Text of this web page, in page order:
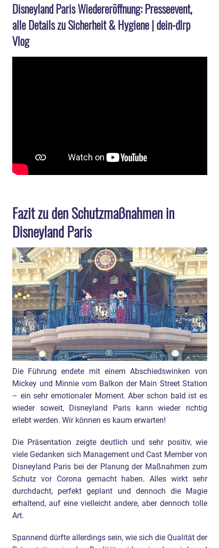
Disneyland Paris Wiedereröffnung: Presseevent,
alle Details zu Sicherheit & Hygiene | dein-dlrp
Vlog
Fazit zu den Schutzmaßnahmen in
Disneyland Paris
Die Führung endete mit einem Abschiedswinken von
Mickey und Minnie vom Balkon der Main Street Station
– ein sehr emotionaler Moment. Aber schon bald ist es
wieder soweit, Disneyland Paris kann wieder richtig
erlebt werden. Wir können es kaum erwarten!
Die Präsentation zeigte deutlich und sehr positiv, wie
viele Gedanken sich Management und Cast Member von
Disneyland Paris bei der Planung der Maßnahmen zum
Schutz vor Corona gemacht haben. Alles wirkt sehr
durchdacht, perfekt geplant und dennoch die Magie
erhaltend, auf eine vielleicht andere, aber dennoch tolle
Art.
Spannend dürfte allerdings sein, wie sich die Qualität der